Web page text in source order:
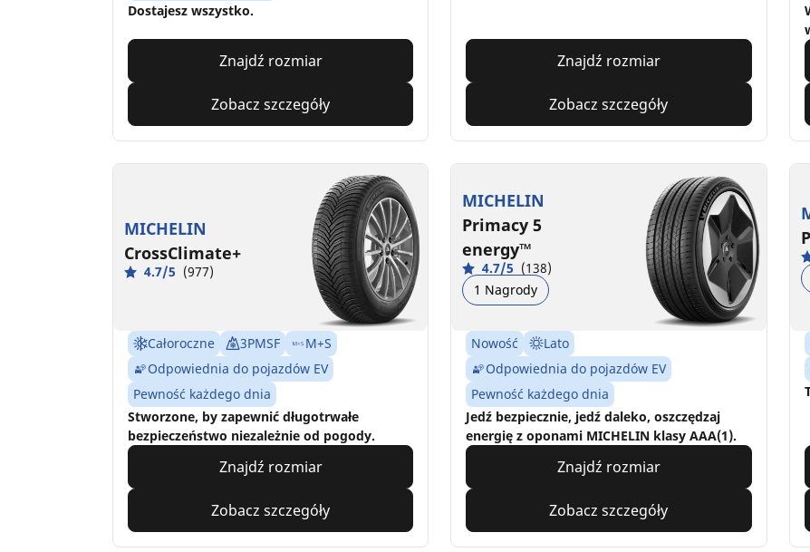
Dostajesz wszystko.
Znajdź rozmiar
Zobacz szczegóły
Znajdź rozmiar
Zobacz szczegóły
MICHELIN
CrossClimate+
4.7/5 (977)
Całoroczne 3PMSF
M+S
Odpowiednia do pojazdów EV
Pewność każdego dnia
Stworzone, by zapewnić długotrwałe
bezpieczeństwo niezależnie od pogody.
Znajdź rozmiar
Zobacz szczegóły
MICHELIN
Primacy 5
energy™
4.7/5 (138)
1 Nagrody
Nowość
Lato
Odpowiednia do pojazdów EV
Pewność każdego dnia
Jedź bezpiecznie, jedź daleko, oszczędzaj
energię z oponami MICHELIN klasy AAA(1).
Znajdź rozmiar
Zobacz szczegóły